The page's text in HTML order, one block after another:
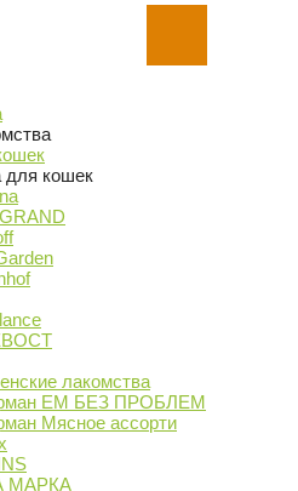
для кошек
лакомства
ЕМ БЕЗ ПРОБЛЕМ
Мясное ассорти
МАРКА